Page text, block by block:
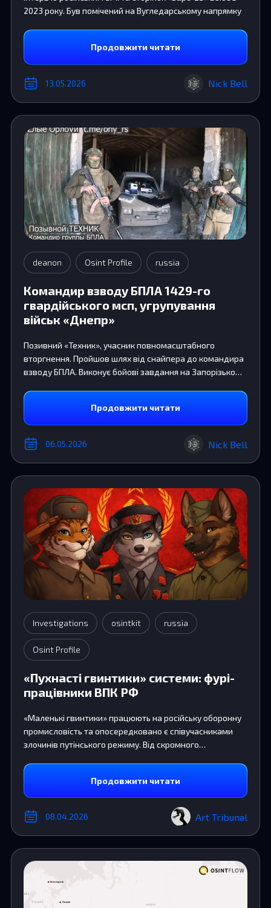
2023 року. Був помічений на Вугледарському напрямку
Продовжити читати
13.05.2026 Nick Bell
deanon Osint Profile russia
Командир взводу БПЛА 1429-го
гвардійського мсп, угрупування
військ «Днепр»
Позивний «Техник», учасник повномасштабного
вторгнення. Пройшов шлях від снайпера до командира
взводу БПЛА. Виконує бойові завдання на Запорізькому
Продовжити читати
06.05.2026 Nick Bell
Investigations osintkit russia
Osint Profile
«Пухнасті гвинтики» системи: фурі-
працівники ВПК РФ
«Маленькі гвинтики» працюють на російську оборонну
промисловість та опосередковано є співучасниками
злочинів путінського режиму. Від скромного
пов’язаного з Навальним, до «ведмедя-росгвардійця»
— організатора FurrburgПродовжити читати
08.04.2026 Art Tribunal